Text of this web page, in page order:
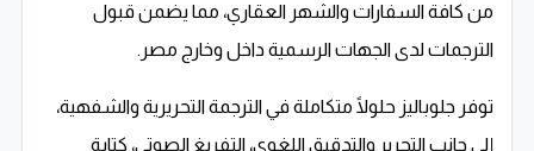
من كافة السفارات والشهر العقاري، مما يضمن قبول
الترجمات لدى الجهات الرسمية داخل وخارج مصر.
توفر جلوباليز حلولًا متكاملة في الترجمة التحريرية والشفهية،
إلى جانب التحرير والتدقيق اللغوي، التفريغ الصوتي، كتابة